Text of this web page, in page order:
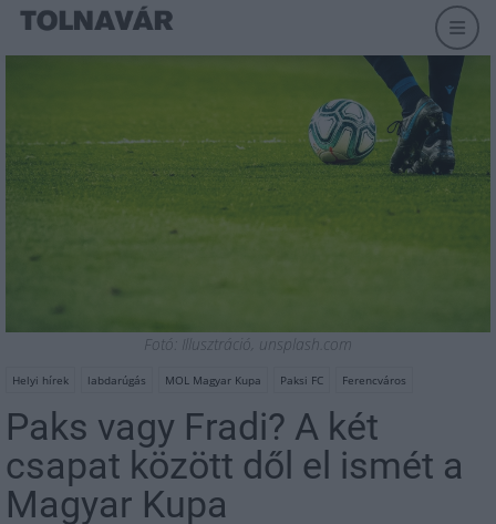
Fotó: Illusztráció, unsplash.com
Helyi hírek labdarúgás MOL Magyar Kupa Paksi FC Ferencváros
Paks vagy Fradi? A két
csapat között dől el ismét a
Magyar Kupa